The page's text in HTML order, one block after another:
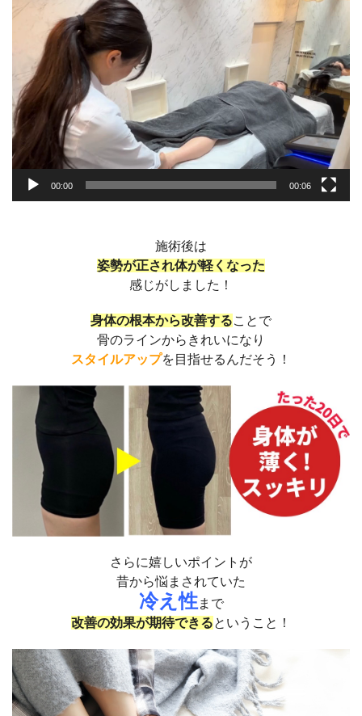
ー
00:00 00:06
施術後は
姿勢が正され体が軽くなった
感じがしました！
身体の根本から改善することで
骨のラインからきれいになり
スタイルアップを目指せるんだそう！
さらに嬉しいポイントが
昔から悩まされていた
冷え性 まで
改善の効果が期待できるということ！